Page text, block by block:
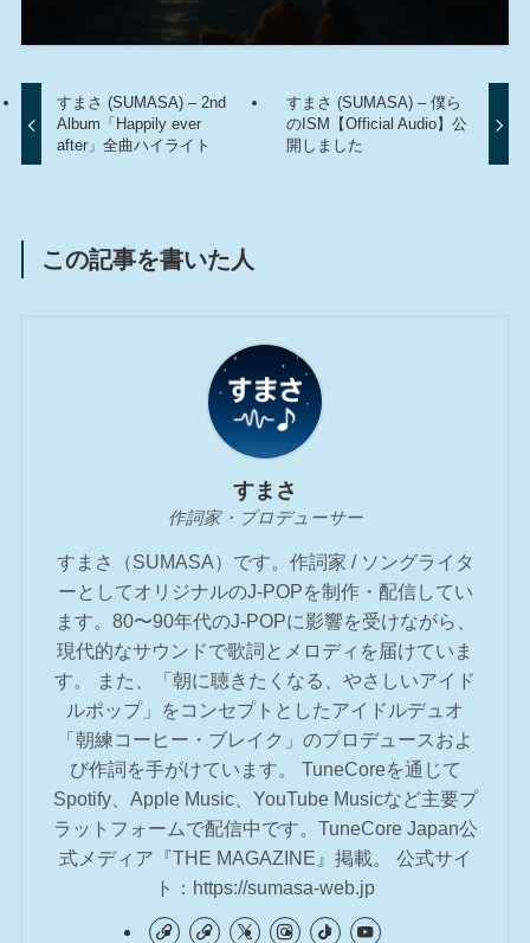
すまさ (SUMASA) – 2nd
Album「Happily ever
after」全曲ハイライト
すまさ (SUMASA) – 僕ら
のISM【Official Audio】公
開しました
この記事を書いた人
すまさ
作詞家・プロデューサー
すまさ（SUMASA）です。作詞家 / ソングライタ
ーとしてオリジナルのJ-POPを制作・配信してい
ます。80〜90年代のJ-POPに影響を受けながら、
現代的なサウンドで歌詞とメロディを届けていま
す。 また、「朝に聴きたくなる、やさしいアイド
ルポップ」をコンセプトとしたアイドルデュオ
「朝練コーヒー・ブレイク」のプロデュースおよ
び作詞を手がけています。 TuneCoreを通じて
Spotify、Apple Music、YouTube Musicなど主要プ
ラットフォームで配信中です。TuneCore Japan公
式メディア『THE MAGAZINE』掲載。 公式サイ
ト：https://sumasa-web.jp